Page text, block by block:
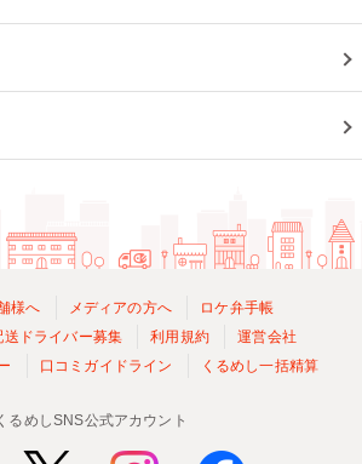
様へ メディアの方へ
ロケ弁手帳
ドライバー募集
利用規約
運営会社
口コミガイドライン くるめし一括精算
るめしSNS公式アカウント